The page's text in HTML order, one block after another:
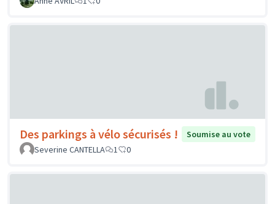
Des parkings à vélo sécurisés !
Soumise au vote
Severine CANTELLA
1 0